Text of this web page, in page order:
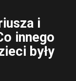
i
innego
były